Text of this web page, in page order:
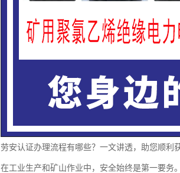
劳安认证办理流程有哪些？一文讲透，助您顺利
在工业生产和矿山作业中，安全始终是第一要务